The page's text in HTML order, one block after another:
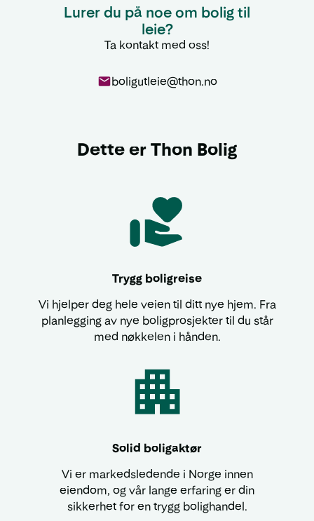
Lurer du på noe om bolig til
leie?
Ta kontakt med oss!
boligutleie@thon.no
Dette er Thon Bolig
Trygg boligreise
Vi hjelper deg hele veien til ditt nye hjem. Fra
planlegging av nye boligprosjekter til du står
med nøkkelen i hånden.
Solid boligaktør
Vi er markedsledende i Norge innen
eiendom, og vår lange erfaring er din
sikkerhet for en trygg bolighandel.